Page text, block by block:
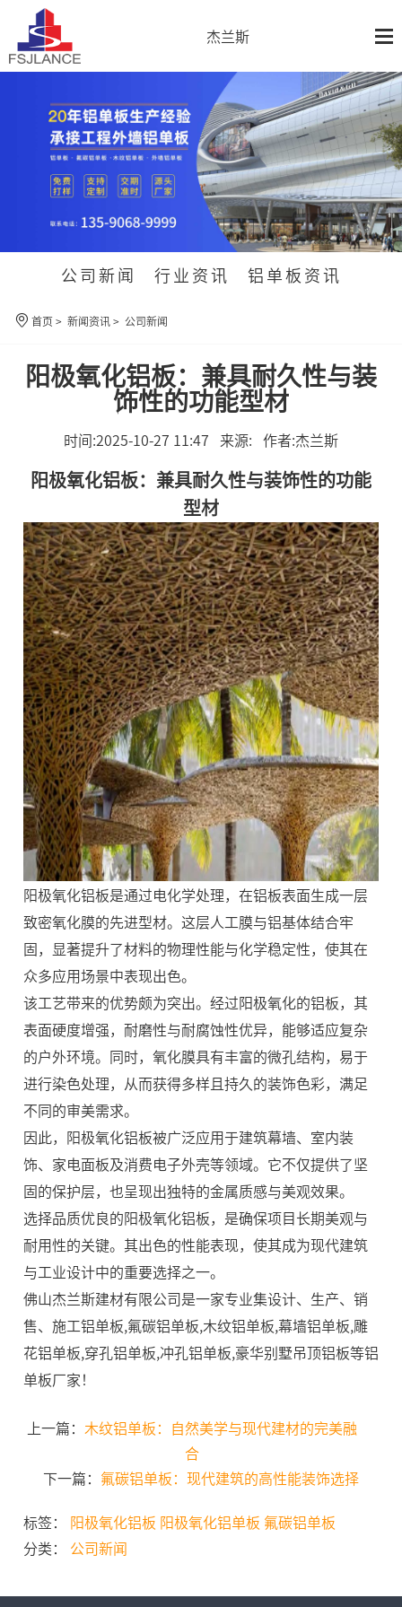
杰兰斯
公司新闻 行业资讯 铝单板资讯
首页> 新闻资讯> 公司新闻
阳极氧化铝板：兼具耐久性与装
饰性的功能型材
时间:2025-10-27 11:47 来源: 作者:杰兰斯
阳极氧化铝板：兼具耐久性与装饰性的功能
型材
阳极氧化铝板是通过电化学处理，在铝板表面生成一层
致密氧化膜的先进型材。这层人工膜与铝基体结合牢
固，显著提升了材料的物理性能与化学稳定性，使其在
众多应用场景中表现出色。
该工艺带来的优势颇为突出。经过阳极氧化的铝板，其
表面硬度增强，耐磨性与耐腐蚀性优异，能够适应复杂
的户外环境。同时，氧化膜具有丰富的微孔结构，易于
进行染色处理，从而获得多样且持久的装饰色彩，满足
不同的审美需求。
因此，阳极氧化铝板被广泛应用于建筑幕墙、室内装
饰、家电面板及消费电子外壳等领域。它不仅提供了坚
固的保护层，也呈现出独特的金属质感与美观效果。
选择品质优良的阳极氧化铝板，是确保项目长期美观与
耐用性的关键。其出色的性能表现，使其成为现代建筑
与工业设计中的重要选择之一。
佛山杰兰斯建材有限公司是一家专业集设计、生产、销
售、施工铝单板,氟碳铝单板,木纹铝单板,幕墙铝单板,雕
花铝单板,穿孔铝单板,冲孔铝单板,豪华别墅吊顶铝板等铝
单板厂家！
上一篇： 木纹铝单板：自然美学与现代建材的完美融
合
下一篇： 氟碳铝单板：现代建筑的高性能装饰选择
标签： 阳极氧化铝板 阳极氧化铝单板 氟碳铝单板
分类： 公司新闻